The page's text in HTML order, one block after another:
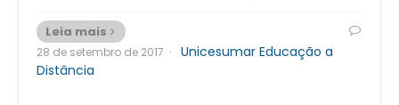
Leia mais
28 de setembro de 2017 · Unicesumar Educação a
Distância